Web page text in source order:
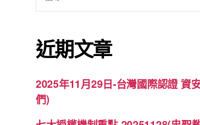
字:
近期文章
2025年11月29日-台灣國際認證 資
們)